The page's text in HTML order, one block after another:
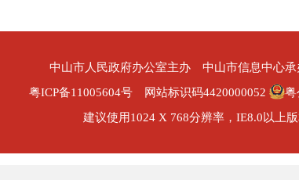
中山市人民政府办公室主办 中山市信息中心
粤ICP备11005604号 网站标识码4420000052
粤
建议使用1024 X 768分辨率，IE8.0以上